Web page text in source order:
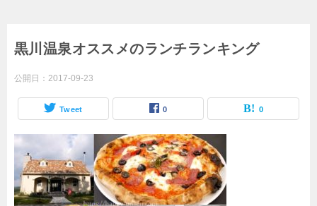
黒川温泉オススメのランチランキング
公開日： 2017-09-23
Tweet 0 0